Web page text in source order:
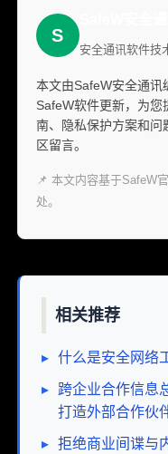
S
安全通讯软件技
本文由SafeW安全通讯
SafeW软件更新，为
南、隐私保护方案和问
区留言。
📌 本文内容基于SafeW
处。
相关推荐
▸ 什么是安全网络
▸
跨企业合作信息
打造外部合作伙
▸ 拒绝商业间谍与